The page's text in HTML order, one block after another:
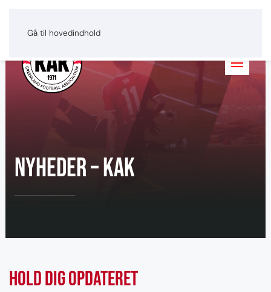
Gå til hovedindhold
Greenlandic
Nyheder – KAK
Hold dig opdateret